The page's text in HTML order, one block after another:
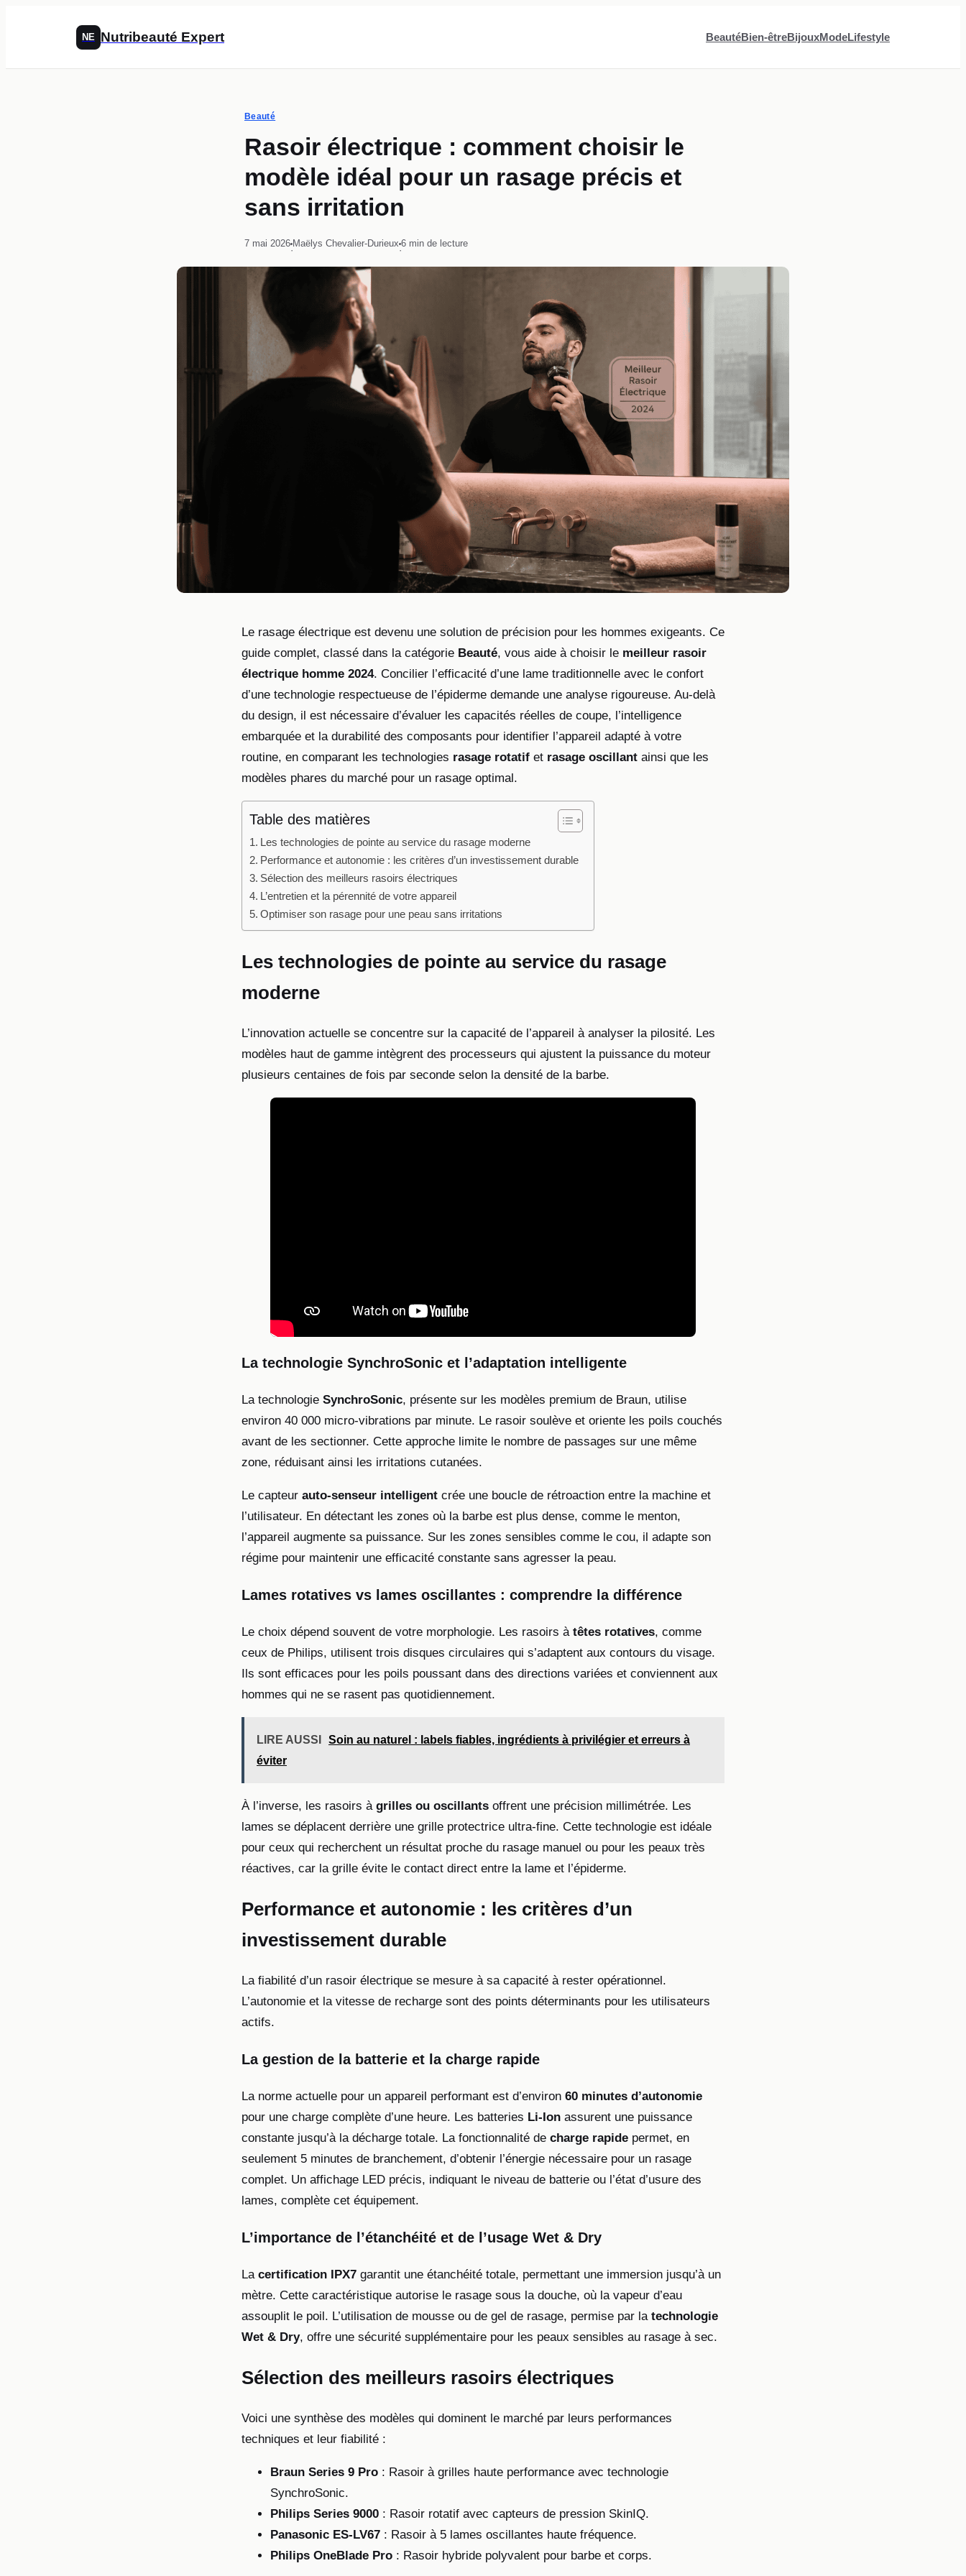
NE Nutribeauté Expert BeautéBien-êtreBijouxModeLifestyle
Beauté
Rasoir électrique : comment choisir le
modèle idéal pour un rasage précis et
sans irritation
7 mai 2026
·
Maëlys Chevalier-Durieux
·
6 min de lecture
Le rasage électrique est devenu une solution de précision pour les hommes exigeants. Ce
guide complet, classé dans la catégorie Beauté, vous aide à choisir le meilleur rasoir
électrique homme 2024. Concilier l’efficacité d’une lame traditionnelle avec le confort
d’une technologie respectueuse de l’épiderme demande une analyse rigoureuse. Au-delà
du design, il est nécessaire d’évaluer les capacités réelles de coupe, l’intelligence
embarquée et la durabilité des composants pour identifier l’appareil adapté à votre
routine, en comparant les technologies rasage rotatif et rasage oscillant ainsi que les
modèles phares du marché pour un rasage optimal.
Table des matières
Les technologies de pointe au service du rasage moderne
Performance et autonomie : les critères d’un investissement durable
Sélection des meilleurs rasoirs électriques
L’entretien et la pérennité de votre appareil
Optimiser son rasage pour une peau sans irritations
Les technologies de pointe au service du rasage
moderne
L’innovation actuelle se concentre sur la capacité de l’appareil à analyser la pilosité. Les
modèles haut de gamme intègrent des processeurs qui ajustent la puissance du moteur
plusieurs centaines de fois par seconde selon la densité de la barbe.
La technologie SynchroSonic et l’adaptation intelligente
La technologie SynchroSonic, présente sur les modèles premium de Braun, utilise
environ 40 000 micro-vibrations par minute. Le rasoir soulève et oriente les poils couchés
avant de les sectionner. Cette approche limite le nombre de passages sur une même
zone, réduisant ainsi les irritations cutanées.
Le capteur auto-senseur intelligent crée une boucle de rétroaction entre la machine et
l’utilisateur. En détectant les zones où la barbe est plus dense, comme le menton,
l’appareil augmente sa puissance. Sur les zones sensibles comme le cou, il adapte son
régime pour maintenir une efficacité constante sans agresser la peau.
Lames rotatives vs lames oscillantes : comprendre la différence
Le choix dépend souvent de votre morphologie. Les rasoirs à têtes rotatives, comme
ceux de Philips, utilisent trois disques circulaires qui s’adaptent aux contours du visage.
Ils sont efficaces pour les poils poussant dans des directions variées et conviennent aux
hommes qui ne se rasent pas quotidiennement.
LIRE AUSSI
Soin au naturel : labels fiables, ingrédients à privilégier et erreurs à
éviter
À l’inverse, les rasoirs à grilles ou oscillants offrent une précision millimétrée. Les
lames se déplacent derrière une grille protectrice ultra-fine. Cette technologie est idéale
pour ceux qui recherchent un résultat proche du rasage manuel ou pour les peaux très
réactives, car la grille évite le contact direct entre la lame et l’épiderme.
Performance et autonomie : les critères d’un
investissement durable
La fiabilité d’un rasoir électrique se mesure à sa capacité à rester opérationnel.
L’autonomie et la vitesse de recharge sont des points déterminants pour les utilisateurs
actifs.
La gestion de la batterie et la charge rapide
La norme actuelle pour un appareil performant est d’environ 60 minutes d’autonomie
pour une charge complète d’une heure. Les batteries Li-Ion assurent une puissance
constante jusqu’à la décharge totale. La fonctionnalité de charge rapide permet, en
seulement 5 minutes de branchement, d’obtenir l’énergie nécessaire pour un rasage
complet. Un affichage LED précis, indiquant le niveau de batterie ou l’état d’usure des
lames, complète cet équipement.
L’importance de l’étanchéité et de l’usage Wet & Dry
La certification IPX7 garantit une étanchéité totale, permettant une immersion jusqu’à un
mètre. Cette caractéristique autorise le rasage sous la douche, où la vapeur d’eau
assouplit le poil. L’utilisation de mousse ou de gel de rasage, permise par la technologie
Wet & Dry, offre une sécurité supplémentaire pour les peaux sensibles au rasage à sec.
Sélection des meilleurs rasoirs électriques
Voici une synthèse des modèles qui dominent le marché par leurs performances
techniques et leur fiabilité :
Braun Series 9 Pro : Rasoir à grilles haute performance avec technologie
SynchroSonic.
Philips Series 9000 : Rasoir rotatif avec capteurs de pression SkinIQ.
Panasonic ES-LV67 : Rasoir à 5 lames oscillantes haute fréquence.
Philips OneBlade Pro : Rasoir hybride polyvalent pour barbe et corps.